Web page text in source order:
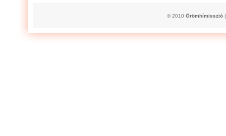
© 2010 Örömhímisszió